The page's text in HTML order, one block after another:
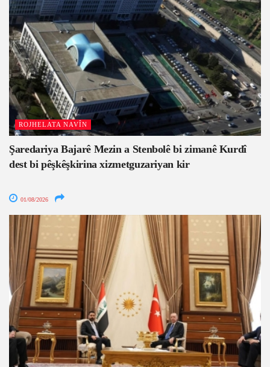
ROJHELATA NAVÎN
Şaredariya Bajarê Mezin a Stenbolê bi zimanê Kurdî
dest bi pêşkêşkirina xizmetguzariyan kir
01/08/2026